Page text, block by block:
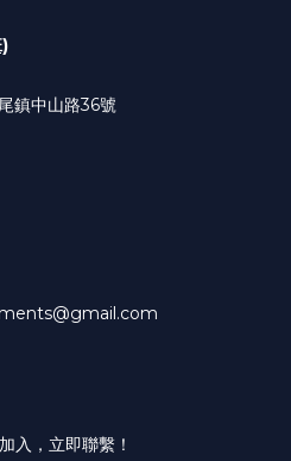
鎮中山路36號
入，立即聯繫！